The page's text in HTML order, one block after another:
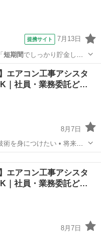
提携サイト 7月13日
短期間 でしっかり貯金した
エアコン工事アシスタ
｜社員・業務委託ど…
8月7日
術を身につけたい • 将来独
エアコン工事アシスタ
｜社員・業務委託ど…
8月7日